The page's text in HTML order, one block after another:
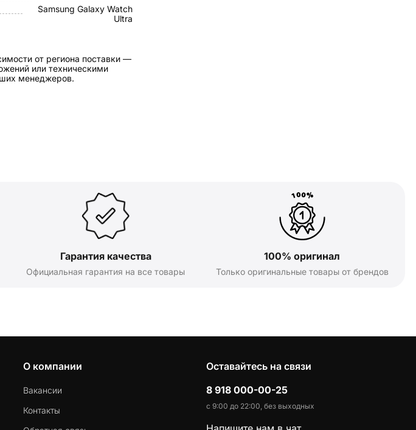
Samsung Galaxy Watch
Ultra
от региона поставки —
или техническими
менеджеров.
Гарантия качества
Официальная гарантия на все товары
100% оригинал
Только оригинальные товары от брендов
О компании
Вакансии
Контакты
Оставайтесь на связи
8 918 000-00-25
с 9:00 до 22:00, без выходных